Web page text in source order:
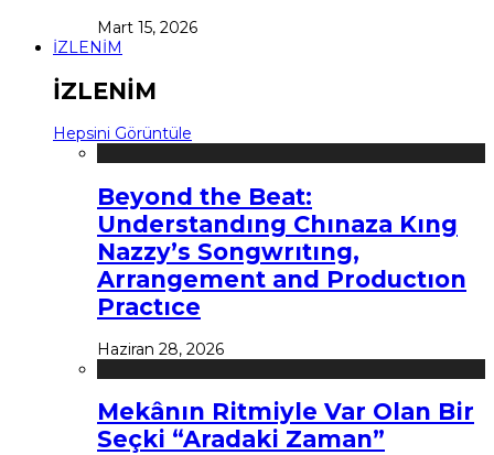
Mart 15, 2026
İZLENİM
İZLENİM
Hepsini Görüntüle
Beyond the Beat:
Understandıng Chınaza Kıng
Nazzy’s Songwrıtıng,
Arrangement and Productıon
Practıce
Haziran 28, 2026
Mekânın Ritmiyle Var Olan Bir
Seçki “Aradaki Zaman”